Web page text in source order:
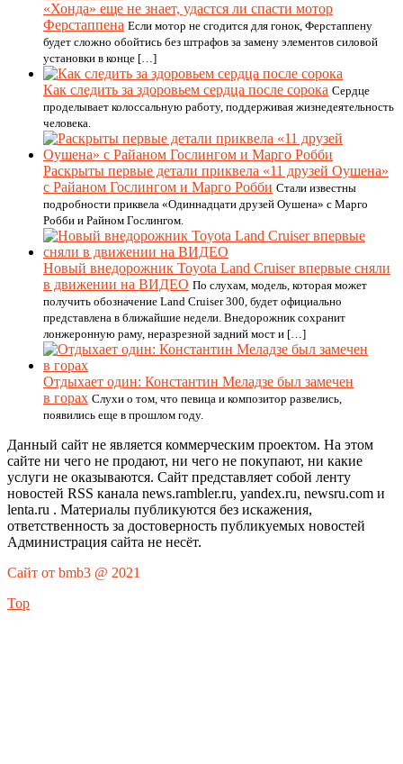
«Хонда» еще не знает, удастся ли спасти мотор
Ферстаппена Если мотор не сгодится для гонок, Ферстаппену
будет сложно обойтись без штрафов за замену элементов силовой
установки в конце […]
Как следить за здоровьем сердца после сорока Сердце
проделывает колоссальную работу, поддерживая жизнедеятельность
человека.
Раскрыты первые детали приквела «11 друзей Оушена»
с Райаном Гослингом и Марго Робби Стали известны
подробности приквела «Одиннадцати друзей Оушена» с Марго
Робби и Райном Гослингом.
Новый внедорожник Toyota Land Cruiser впервые сняли
в движении на ВИДЕО По слухам, модель, которая может
получить обозначение Land Cruiser 300, будет официально
представлена в ближайшие недели. Внедорожник сохранит
лонжеронную раму, неразрезной задний мост и […]
Отдыхает один: Константин Меладзе был замечен
в горах Слухи о том, что певица и композитор развелись,
появились еще в прошлом году.
Данный сайт не является коммерческим проектом. На этом
сайте ни чего не продают, ни чего не покупают, ни какие
услуги не оказываются. Сайт представляет собой ленту
новостей RSS канала news.rambler.ru, yandex.ru, newsru.com и
lenta.ru . Материалы публикуются без искажения,
ответственность за достоверность публикуемых новостей
Администрация сайта не несёт.
Сайт от bmb3 @ 2021
Top